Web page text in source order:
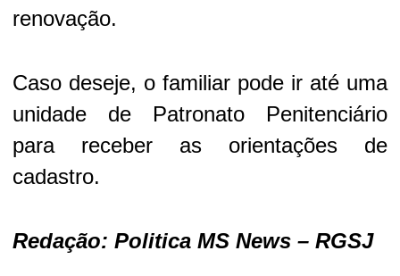
renovação.
Caso deseje, o familiar pode ir até uma
unidade de Patronato Penitenciário
para receber as orientações de
cadastro.
Redação: Politica MS News – RGSJ